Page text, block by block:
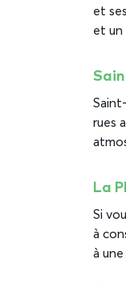
et
et un
rues
La
Si
à
à